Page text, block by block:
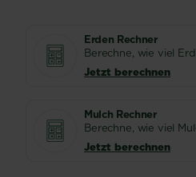
Erden Rechner
Berechne, wie viel
Jetzt berechnen
Mulch Rechner
Berechne, wie viel
Jetzt berechnen